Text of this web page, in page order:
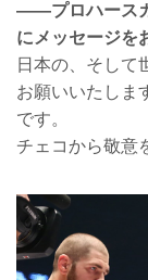
――プロハース
にメッセージを
日本の、そして
お願いいたしま
です。
チェコから敬意